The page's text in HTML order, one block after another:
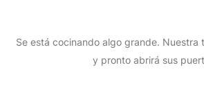
Se está cocinando algo grande. Nuestra
y pronto abrirá sus